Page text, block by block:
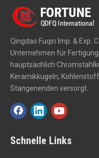
Qingdao Fuqin Imp. & Exp.
Unternehmen für
hauptsächlich
Keramikkugeln,
Stangenenden versorgt.
Schnelle Links